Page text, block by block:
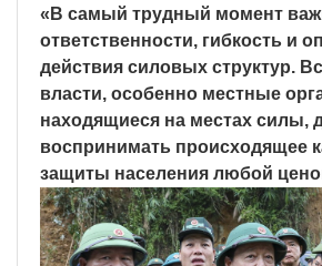
«В самый трудный момент
ответственности, гибкость и
действия силовых структур.
власти, особенно местные
находящиеся на местах силы,
воспринимать происходящее
защиты населения любой